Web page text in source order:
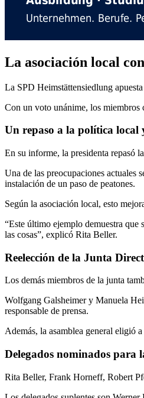
La asociación local
La SPD Heimstättensiedlung
Con un voto unánime, los miembros
Un repaso a la política
En su informe, la presidenta repasó
Una de las preocupaciones actuales
instalación de un paso de peatones.
Según la asociación local, esto
“Este último ejemplo demuestra
las cosas”, explicó Rita Beller.
Reelección de la Junta
Los demás miembros de la junta
Wolfgang Galsheimer y Manuela
responsable de prensa.
Además, la asamblea general eligió
Delegados nominados para
Rita Beller, Frank Horneff, Robert